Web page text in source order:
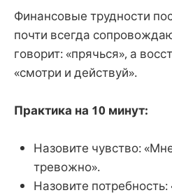
Финансовые трудности
почти всегда
говорит: «прячься», а
«смотри и действуй».
Практика на 10 минут:
Назовите чувство:
тревожно».
Назовите